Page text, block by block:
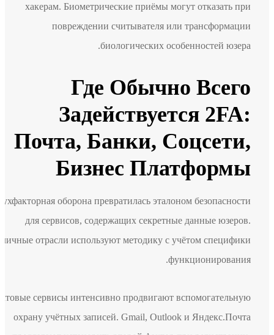
хакерам. Биометрические приёмы могут отказать при
повреждении считывателя или трансформации
биологических особенностей юзера.
Где Обычно Всего
Задействуется 2FA:
Почта, Банки, Соцсети,
Бизнес Платформы
Двухфакторная оборона превратилась эталоном безопасности
для сервисов, содержащих секретные данные юзеров.
Различные отрасли используют методику с учётом специфики
функционирования.
Почтовые сервисы интенсивно продвигают вспомогательную
охрану учётных записей. Gmail, Outlook и Яндекс.Почта